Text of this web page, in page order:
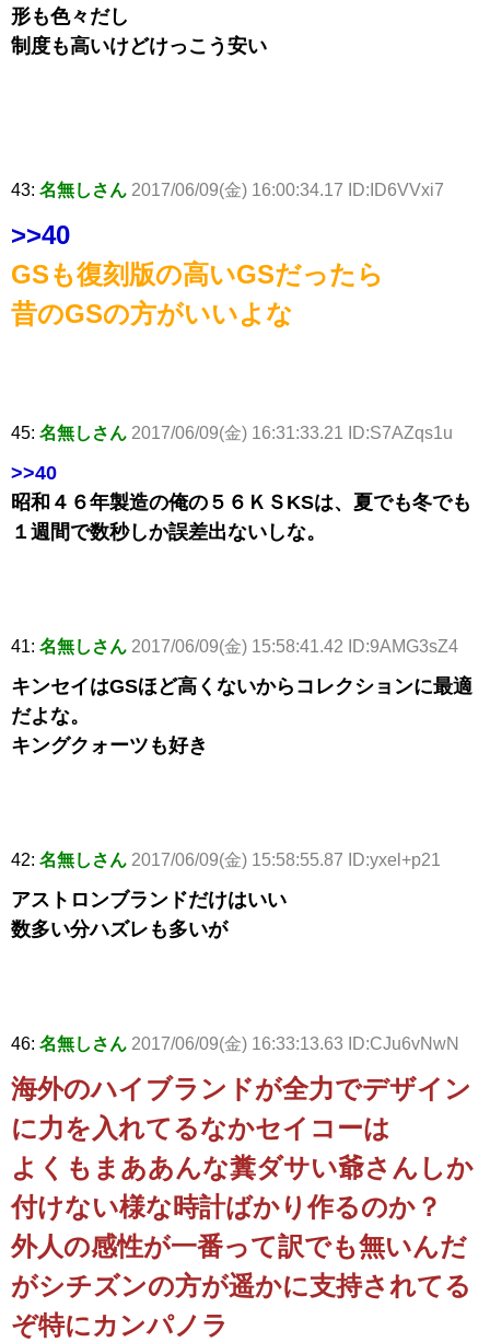
形も色々だし
制度も高いけどけっこう安い
43: 名無しさん 2017/06/09(金) 16:00:34.17 ID:ID6VVxi7
>>40
GSも復刻版の高いGSだったら
昔のGSの方がいいよな
45: 名無しさん 2017/06/09(金) 16:31:33.21 ID:S7AZqs1u
>>40
昭和４６年製造の俺の５６ＫＳKSは、夏でも冬でも
１週間で数秒しか誤差出ないしな。
41: 名無しさん 2017/06/09(金) 15:58:41.42 ID:9AMG3sZ4
キンセイはGSほど高くないからコレクションに最適
だよな。
キングクォーツも好き
42: 名無しさん 2017/06/09(金) 15:58:55.87 ID:yxel+p21
アストロンブランドだけはいい
数多い分ハズレも多いが
46: 名無しさん 2017/06/09(金) 16:33:13.63 ID:CJu6vNwN
海外のハイブランドが全力でデザイン
に力を入れてるなかセイコーは
よくもまああんな糞ダサい爺さんしか
付けない様な時計ばかり作るのか？
外人の感性が一番って訳でも無いんだ
がシチズンの方が遥かに支持されてる
ぞ特にカンパノラ